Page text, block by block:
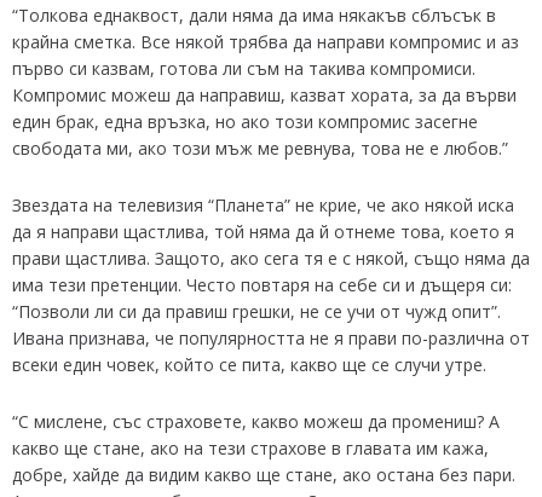
“Толкова еднаквост, дали няма да има някакъв сблъсък в
крайна сметка. Все някой трябва да направи компромис и аз
първо си казвам, готова ли съм на такива компромиси.
Компромис можеш да направиш, казват хората, за да върви
един брак, една връзка, но ако този компромис засегне
свободата ми, ако този мъж ме ревнува, това не e любов.”
Звездата на телевизия “Планета” не крие, че ако някой иска
да я направи щастлива, той няма да й отнеме това, което я
прави щастлива. Защото, ако сега тя е с някой, също няма да
има тези претенции. Често повтаря на себе си и дъщеря си:
“Позволи ли си да правиш грешки, не се учи от чужд опит”.
Ивана признава, че популярността не я прави по-различна от
всеки един човек, който се пита, какво ще се случи утре.
“С мислене, със страховете, какво можеш да промениш? А
какво ще стане, ако на тези страхове в главата им кажа,
добре, хайде да видим какво ще стане, ако остана без пари.